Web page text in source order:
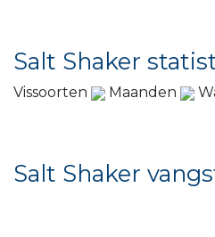
Salt Shaker
Vissoorten Maanden
Salt Shaker